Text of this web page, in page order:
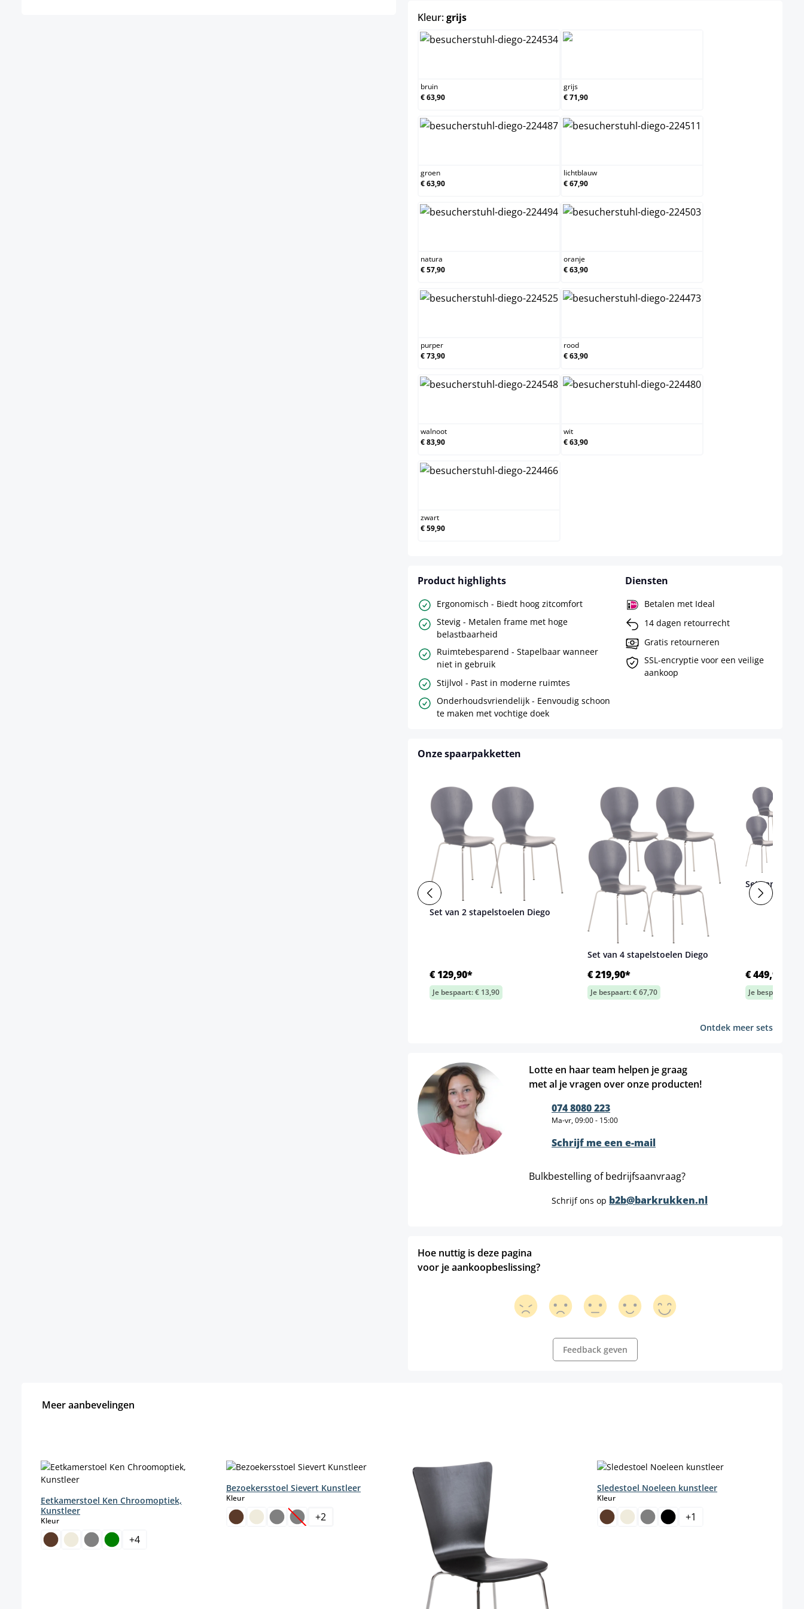
Kleur:grijsselect
bruin
€ 63,90
grijs
€ 71,90
groen
€ 63,90
lichtblauw
€ 67,90
natura
€ 57,90
oranje
€ 63,90
purper
€ 73,90
rood
€ 63,90
walnoot
€ 83,90
wit
€ 63,90
zwart
€ 59,90
Product highlights
Ergonomisch - Biedt hoog zitcomfort
Stevig - Metalen frame met hoge
belastbaarheid
Ruimtebesparend - Stapelbaar wanneer
niet in gebruik
Stijlvol - Past in moderne ruimtes
Onderhoudsvriendelijk - Eenvoudig schoon
te maken met vochtige doek
Diensten
Betalen met Ideal
14 dagen retourrecht
Gratis retourneren
SSL-encryptie voor een veilige
aankoop
Onze spaarpakketten
Set van 2 stapelstoelen Diego
€ 129,90*
Je bespaart: € 13,90
Set van 4 stapelstoelen Diego
€ 219,90*
Je bespaart: € 67,70
Set van 8
€ 449,90*
Je bespaart: €
Ontdek meer sets
Lotte en haar team helpen je graag
met al je vragen over onze producten!
074 8080 223
Ma-vr, 09:00 - 15:00
Schrijf me een e-mail
Bulkbestelling of bedrijfsaanvraag?
Schrijf ons op b2b@barkrukken.nl
Hoe nuttig is deze pagina
voor je aankoopbeslissing?
Feedback geven
Meer aanbevelingen
Eetkamerstoel Ken Chroomoptiek,
Kunstleer
Kleurselect
+4
Bezoekersstoel Sievert Kunstleer
Kleurselect
(Deze optie is momenteel niet beschikbaar.)
+2
Sledestoel Noeleen kunstleer
Kleurselect
+1